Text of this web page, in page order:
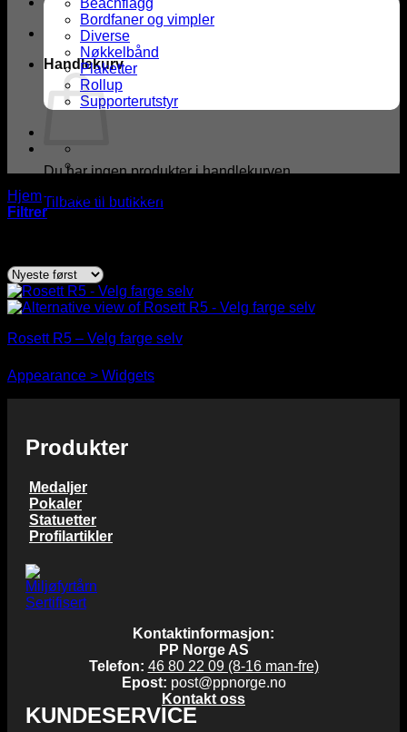
Handlekurv
Du har ingen produkter i handlekurven.
Tilbake til butikken
Beachflagg
Bordfaner og vimpler
Diverse
Nøkkelbånd
Plaketter
Rollup
Supporterutstyr
Hjem /Produkter med stikkord “egen tekst på bånd”
Filtrer
Rosett R5 – Velg farge selv
kr29,00
Appearance > Widgets
Produkter
Medaljer
Pokaler
Statuetter
Profilartikler
Kontaktinformasjon:
PP Norge AS
Telefon: 46 80 22 09 (8-16 man-fre)
Epost: post@ppnorge.no
Kontakt oss
KUNDESERVICE